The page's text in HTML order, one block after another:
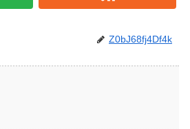
Z0bJ68fj4Df4k